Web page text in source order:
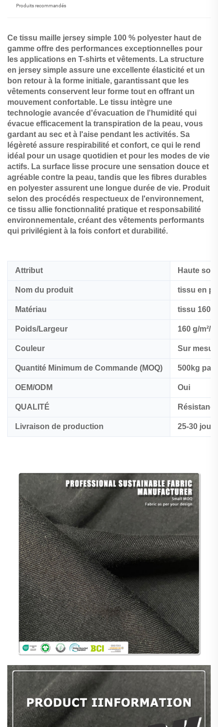
Produits recommandés
Ce tissu maille jersey simple 100 % polyester haut de
gamme offre des performances exceptionnelles pour
les applications en T-shirts et vêtements. La structure
en jersey simple assure une excellente élasticité et un
bon retour à la forme initiale, garantissant que les
vêtements conservent leur forme tout en offrant un
mouvement confortable. Le tissu intègre une
technologie avancée d'évacuation de l'humidité qui
évacue efficacement la transpiration de la peau, vous
gardant au sec et à l'aise pendant les activités. Sa
légèreté assure respirabilité et confort, ce qui le rend
idéal pour un usage quotidien et pour les modes de vie
actifs. La surface lisse procure une sensation douce et
agréable contre la peau, tandis que les fibres durables
en polyester assurent une longue durée de vie. Produit
selon des procédés respectueux de l'environnement,
ce tissu allie fonctionnalité pratique et responsabilité
environnementale, créant des vêtements performants
qui privilégient à la fois confort et durabilité.
Attribut Haute
Nom du produit tissu en
Matériau tissu 160
Poids/Largeur 160 g/m²/
Couleur Sur
Quantité Minimum de Commande (MOQ) 500kg par
OEM/ODM Oui
QUALITÉ
Livraison de production 25-30 jours